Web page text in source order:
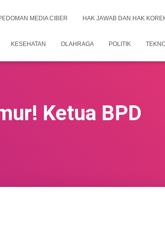
MEDIA CIBER HAK JAWAB DAN HAK
KESEHATAN OLAHRAGA POLITIK
Ketua BPD